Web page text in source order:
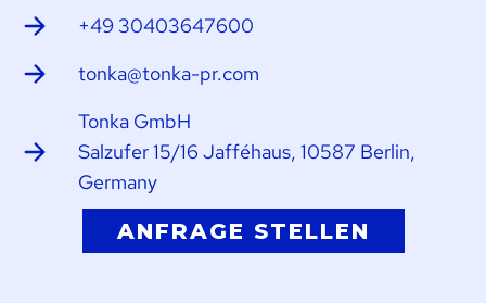
+49 30403647600
tonka@tonka-pr.com
Tonka GmbH
Salzufer 15/16 Jafféhaus, 10587 Berlin,
Germany
ANFRAGE STELLEN